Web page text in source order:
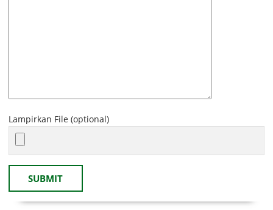
Lampirkan File (optional)